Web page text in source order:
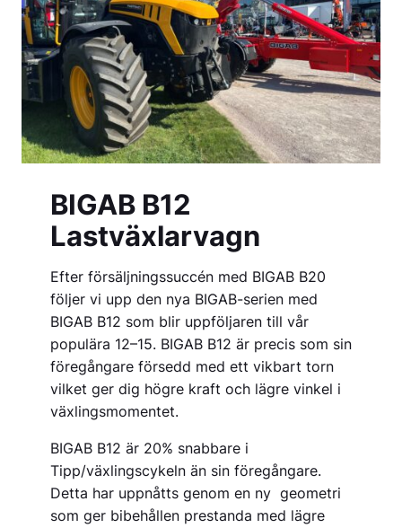
BIGAB B12
Lastväxlarvagn
Efter försäljningssuccén med BIGAB B20
följer vi upp den nya BIGAB-serien med
BIGAB B12 som blir uppföljaren till vår
populära 12–15. BIGAB B12 är precis som sin
föregångare försedd med ett vikbart torn
vilket ger dig högre kraft och lägre vinkel i
växlingsmomentet.
BIGAB B12 är 20% snabbare i
Tipp/växlingscykeln än sin föregångare.
Detta har uppnåtts genom en ny geometri
som ger bibehållen prestanda med lägre